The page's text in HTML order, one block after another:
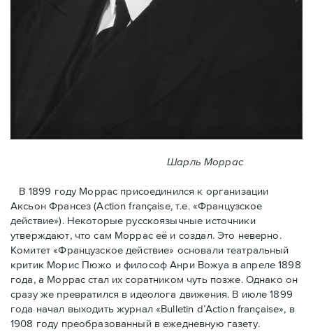
Шарль Моррас
В 1899 году Моррас присоединился к организации
Аксьон Франсез (Action française, т.е. «Французское
действие»). Некоторые русскоязычные источники
утверждают, что сам Моррас её и создал. Это неверно.
Комитет «Французское действие» основали театральный
критик Морис Пюжо и философ Анри Вожуа в апреле 1898
года, а Моррас стал их соратником чуть позже. Однако он
сразу же превратился в идеолога движения. В июле 1899
года начал выходить журнал «Bulletin d’Action française», в
1908 году преобразованный в ежедневную газету.